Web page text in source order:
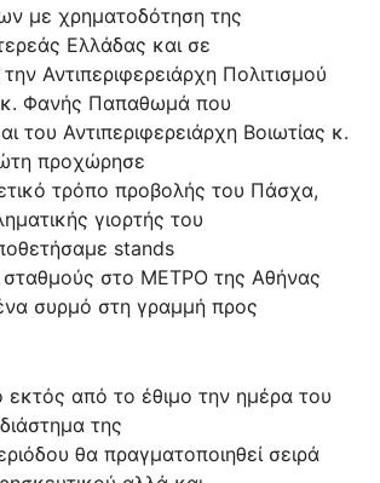
με χρηματοδότηση της
Ελλάδας και σε
Αντιπεριφερειάρχη Πολιτισμού
κ. Φανής Παπαθωμά που
του Αντιπεριφερειάρχη Βοιωτίας κ.
προχώρησε
τρόπο προβολής του Πάσχα,
γιορτής του
stands
σταθμούς στο ΜΕΤΡΟ της Αθήνας
συρμό στη γραμμή προς
εκτός από το έθιμο την ημέρα του
της
θα πραγματοποιηθεί σειρά